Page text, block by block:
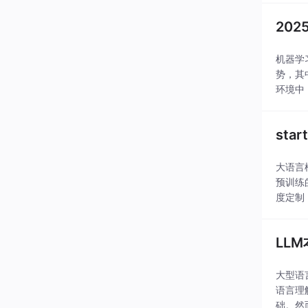
机器学
势，其
环境中
大语言
预训练
度定
LLM
大型语
语言理
础。然